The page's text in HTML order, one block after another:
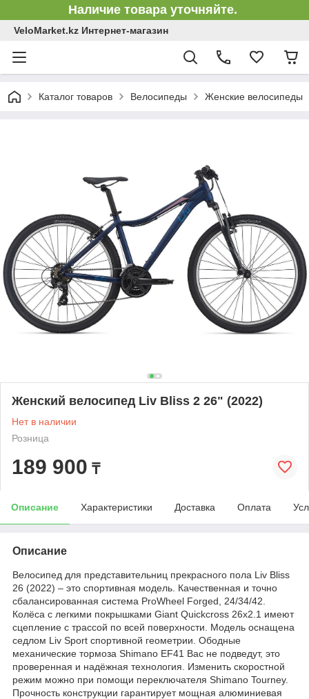
Наличие товара уточняйте.
VeloMarket.kz Интернет-магазин
Каталог товаров Велосипеды Женские велосипеды
Женский велосипед Liv Bliss 2 26" (2022)
Нет в наличии
Розница
189 900 ₸
Описание Характеристики Доставка Оплата
Описание
Велосипед для представительниц прекрасного пола Liv Bliss
26 (2022) – это спортивная модель. Качественная и точно
сбалансированная система ProWheel Forged, 24/34/42.
Колёса с легкими покрышками Giant Quickcross 26x2.1 имеют
сцепление с трассой по всей поверхности. Модель оснащена
седлом Liv Sport спортивной геометрии. Ободные
механические тормоза Shimano EF41 Вас не подведут, это
проверенная и надёжная технология. Изменить скоростной
режим можно при помощи переключателя Shimano Tourney.
Прочность конструкции гарантирует мощная алюминиевая